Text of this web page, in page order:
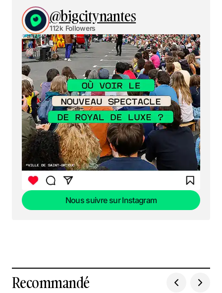
@bigcitynantes
112k Followers
Nous suivre sur Instagram
Recommandé